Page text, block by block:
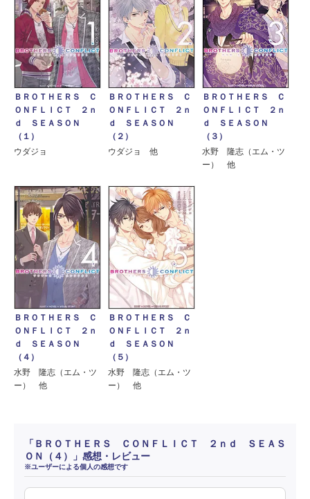
ＢＲＯＴＨＥＲＳ Ｃ
ＯＮＦＬＩＣＴ ２ｎ
ｄ ＳＥＡＳＯＮ
（１）
ウダジョ
ＢＲＯＴＨＥＲＳ Ｃ
ＯＮＦＬＩＣＴ ２ｎ
ｄ ＳＥＡＳＯＮ
（２）
ウダジョ 他
ＢＲＯＴＨＥＲＳ Ｃ
ＯＮＦＬＩＣＴ ２ｎ
ｄ ＳＥＡＳＯＮ
（３）
水野 隆志（エム・ツ
ー） 他
ＢＲＯＴＨＥＲＳ Ｃ
ＯＮＦＬＩＣＴ ２ｎ
ｄ ＳＥＡＳＯＮ
（４）
水野 隆志（エム・ツ
ー） 他
ＢＲＯＴＨＥＲＳ Ｃ
ＯＮＦＬＩＣＴ ２ｎ
ｄ ＳＥＡＳＯＮ
（５）
水野 隆志（エム・ツ
ー） 他
「ＢＲＯＴＨＥＲＳ ＣＯＮＦＬＩＣＴ ２ｎｄ ＳＥＡＳ
ＯＮ（４）」感想・レビュー
※ユーザーによる個人の感想です